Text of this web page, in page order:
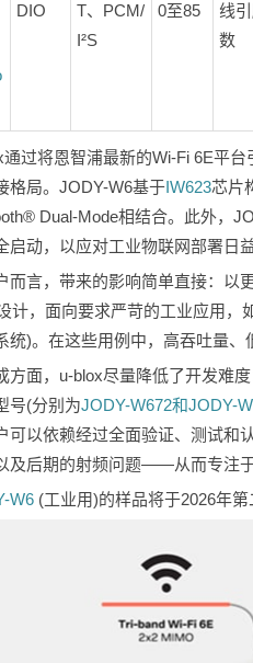
DIO
T、PCM/
I²S
0至85
线
数
通过将恩智浦最新的Wi-Fi 6E平
格局。JODY-W6基于IW623芯片
Dual-Mode相结合。此外，
启动，以应对工业物联网部署日
而言，带来的影响简单直接：以
计，面向要求严苛的工业应用
统)。在这些用例中，高吞吐量、
方面，u-blox尽量降低了开发难
号(分别为JODY-W672和JODY-
可以依赖经过全面验证、测试
及后期的射频问题——从而专注
W6 (工业用)的样品将于2026年